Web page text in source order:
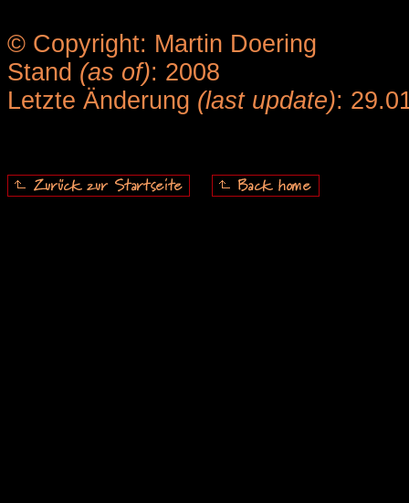
© Copyright: Martin Doering
Stand (as of): 2008
Letzte Änderung (last update):